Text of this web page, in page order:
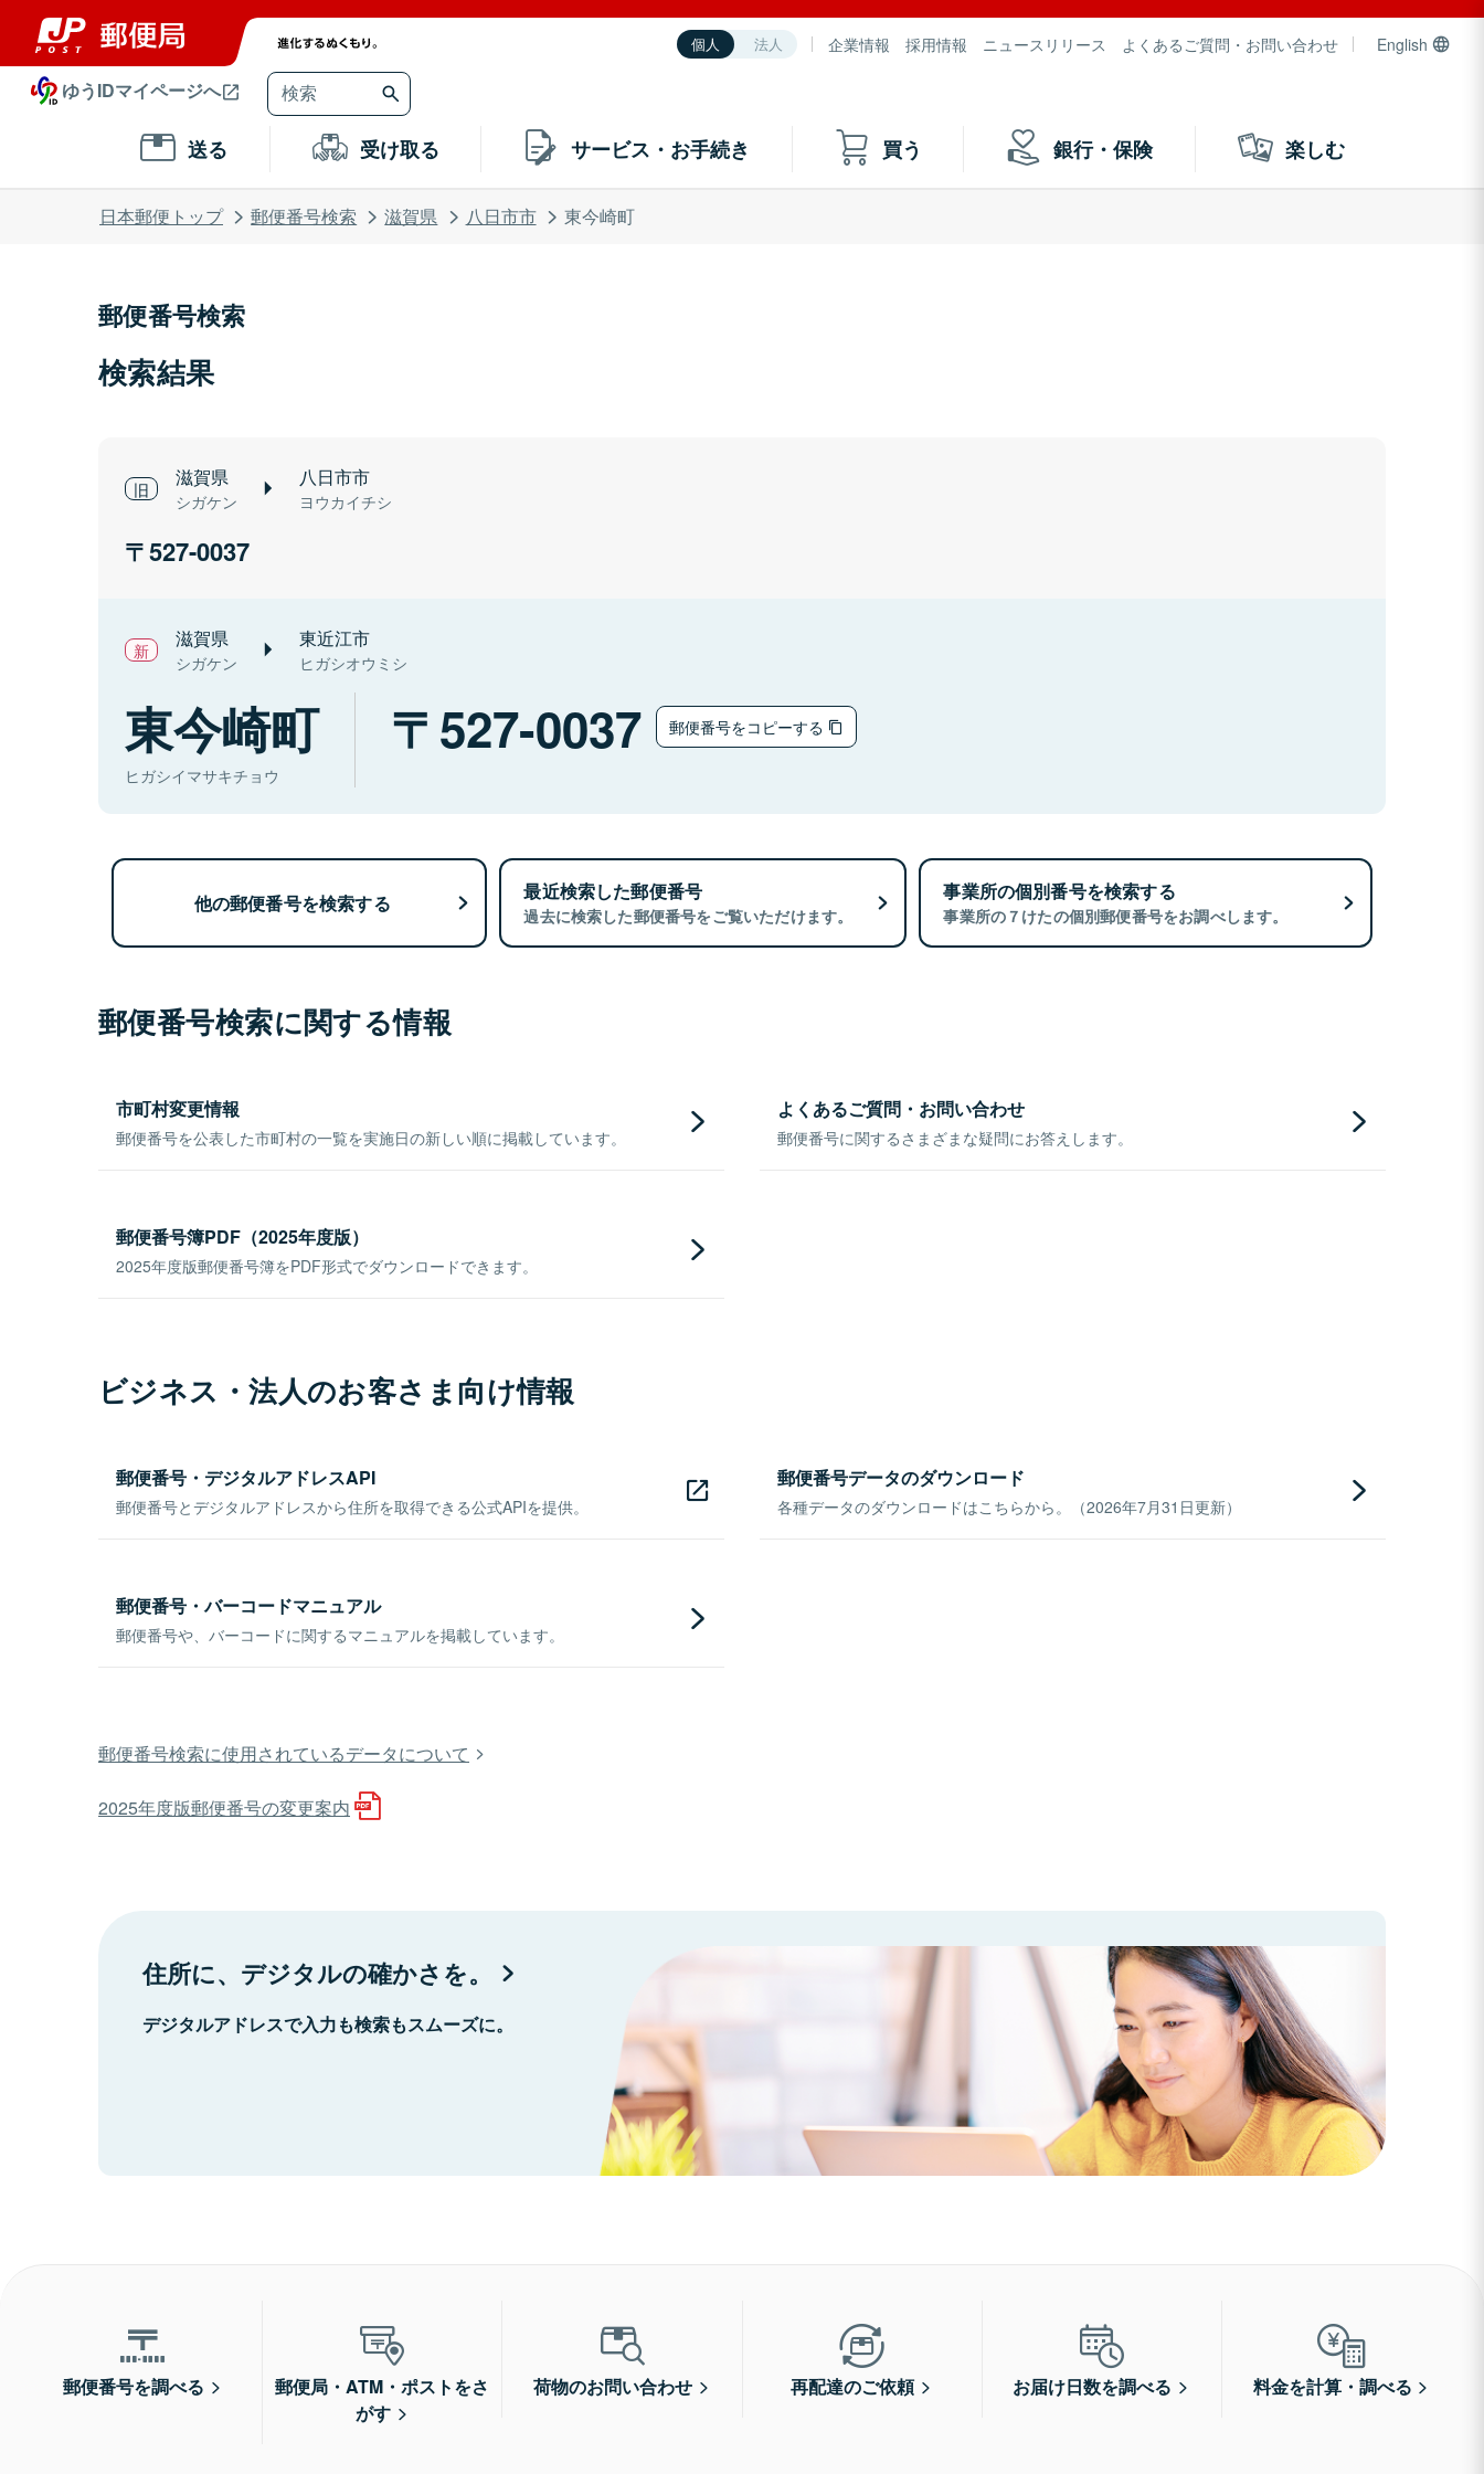
個人 法人 企業情報 採用情報 ニュースリリース よくあるご質問・お問い合わせ English
ゆうIDマイページへ
送る 受け取る サービス・お手続き 買う 銀行・保険 楽しむ
日本郵便トップ 郵便番号検索 滋賀県 八日市市 東今崎町
郵便番号検索
検索結果
滋賀県
シガケン
八日市市
ヨウカイチシ
527-0037
滋賀県
シガケン
東近江市
ヒガシオウミシ
東今崎町
ヒガシイマサキチョウ
527-0037 郵便番号をコピーする
他の郵便番号を検索する 最近検索した郵便番号
過去に検索した郵便番号をご覧いただけます。
事業所の個別番号を検索する
事業所の７けたの個別郵便番号をお調べします。
郵便番号検索に関する情報
市町村変更情報
郵便番号を公表した市町村の一覧を実施日の新しい順に掲載しています。
よくあるご質問・お問い合わせ
郵便番号に関するさまざまな疑問にお答えします。
郵便番号簿PDF（2025年度版）
2025年度版郵便番号簿をPDF形式でダウンロードできます。
ビジネス・法人のお客さま向け情報
郵便番号・デジタルアドレスAPI
郵便番号とデジタルアドレスから住所を取得できる公式APIを提供。
郵便番号データのダウンロード
各種データのダウンロードはこちらから。（2026年7月31日更新）
郵便番号・バーコードマニュアル
郵便番号や、バーコードに関するマニュアルを掲載しています。
郵便番号検索に使用されているデータについて
2025年度版郵便番号の変更案内
住所に、デジタルの確かさを。
デジタルアドレスで入力も検索もスムーズに。
郵便番号を調べる
郵便局・ATM・ポストをさ
がす
荷物のお問い合わせ 再配達のご依頼 お届け日数を調べる 料金を計算・調べる